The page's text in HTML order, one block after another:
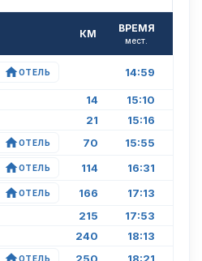
КМ ВРЕМЯ
мест.
ОТЕЛЬ 14:59
14 15:10
21 15:16
ОТЕЛЬ 70 15:55
ОТЕЛЬ 114 16:31
ОТЕЛЬ 166 17:13
215 17:53
240 18:13
ОТЕЛЬ